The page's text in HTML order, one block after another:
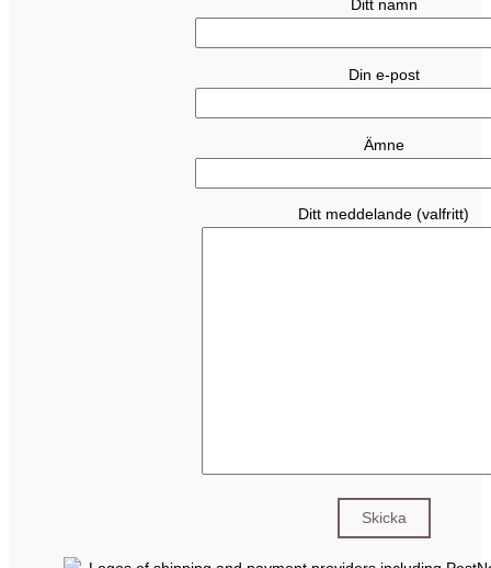
Ditt namn
Din e-post
Ämne
Ditt meddelande (valfritt)